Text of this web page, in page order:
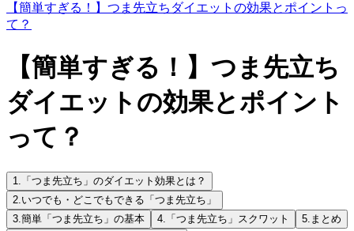
【簡単すぎる！】つま先立ちダイエットの効果とポイントっ
て？
【簡単すぎる！】つま先立ち
ダイエットの効果とポイント
って？
1. 「つま先立ち」のダイエット効果とは？
2.いつでも・どこでもできる「つま先立ち」
3.簡単「つま先立ち」の基本 4. 「つま先立ち」スクワット 5. まとめ